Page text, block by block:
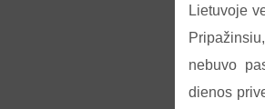
Lietuvoje
nebuvo
dienos